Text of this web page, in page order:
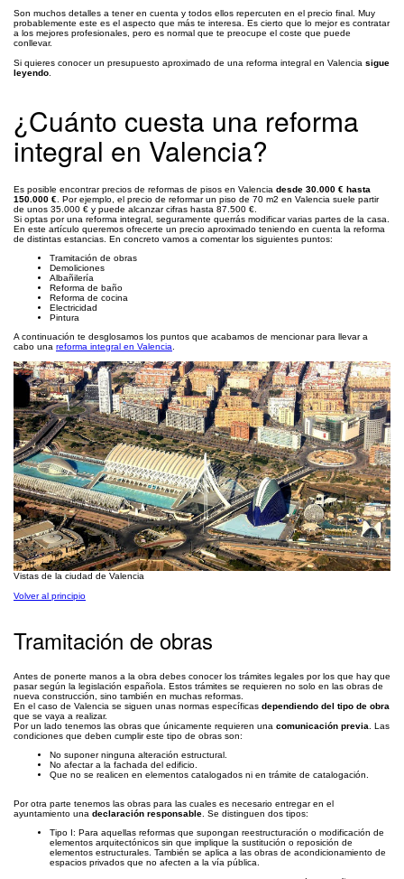
Son muchos detalles a tener en cuenta y todos ellos repercuten en el precio final. Muy
probablemente este es el aspecto que más te interesa. Es cierto que lo mejor es contratar
a los mejores profesionales, pero es normal que te preocupe el coste que puede
conllevar.
Si quieres conocer un presupuesto aproximado de una reforma integral en Valencia sigue
leyendo
¿Cuánto cuesta una reforma
integral en Valencia?
Es posible encontrar precios de reformas de pisos en Valencia desde 30.000 € hasta
150.000 € . Por ejemplo, el precio de reformar un piso de 70 m2 en Valencia suele partir
de unos 35.000 € y puede alcanzar cifras hasta 87.500 €.
Si optas por una reforma integral, seguramente querrás modificar varias partes de la casa.
En este artículo queremos ofrecerte un precio aproximado teniendo en cuenta la reforma
de distintas estancias. En concreto vamos a comentar los siguientes puntos:
Tramitación de obras
Demoliciones
Albañilería
Reforma de baño
Reforma de cocina
Electricidad
Pintura
A continuación te desglosamos los puntos que acabamos de mencionar para llevar a
cabo una reforma integral en Valencia
Vistas de la ciudad de Valencia
Volver al principio
Tramitación de obras
Antes de ponerte manos a la obra debes conocer los trámites legales por los que hay que
pasar según la legislación española. Estos trámites se requieren no solo en las obras de
nueva construcción, sino también en muchas reformas.
En el caso de Valencia se siguen unas normas específicas dependiendo del tipo de obra
que se vaya a realizar.
Por un lado tenemos las obras que únicamente requieren una comunicación previa. Las
condiciones que deben cumplir este tipo de obras son:
No suponer ninguna alteración estructural.
No afectar a la fachada del edificio.
Que no se realicen en elementos catalogados ni en trámite de catalogación.
Por otra parte tenemos las obras para las cuales es necesario entregar en el
ayuntamiento una declaración responsable. Se distinguen dos tipos:
Tipo I: Para aquellas reformas que supongan reestructuración o modificación de
elementos arquitectónicos sin que implique la sustitución o reposición de
elementos estructurales. También se aplica a las obras de acondicionamiento de
espacios privados que no afecten a la vía pública.